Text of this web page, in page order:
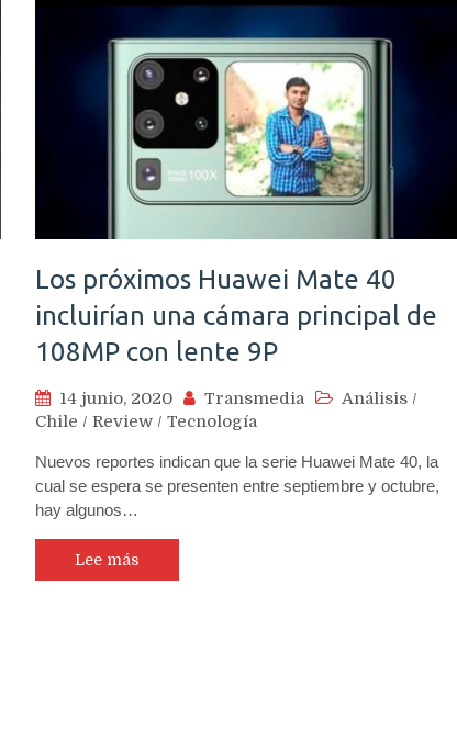
Los próximos Huawei Mate 40
incluirían una cámara principal de
108MP con lente 9P
14 junio, 2020 Transmedia Análisis /
Chile / Review / Tecnología
Nuevos reportes indican que la serie Huawei Mate 40, la
cual se espera se presenten entre septiembre y octubre,
hay algunos…
Lee más